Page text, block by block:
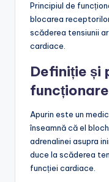
Principiul de
blocarea
scăderea tensiunii
cardiace.
Definiție și
funcționare
Apurin este un
înseamnă că el
adrenalinei asupra
duce la scăderea
funcției cardiace.